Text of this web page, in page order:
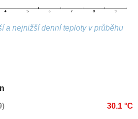
a nejnižší denní teploty v průběhu
30.1 °C